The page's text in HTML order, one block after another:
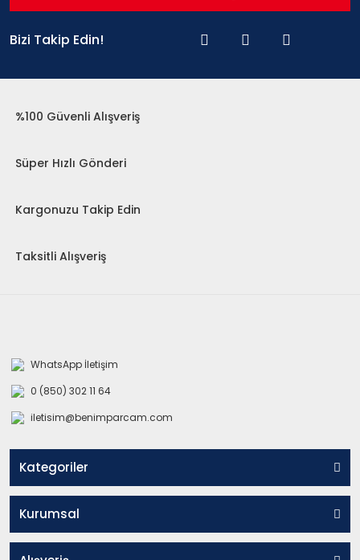
Bizi Takip Edin!
%100 Güvenli Alışveriş
Süper Hızlı Gönderi
Kargonuzu Takip Edin
Taksitli Alışveriş
WhatsApp İletişim
0 (850) 302 11 64
iletisim@benimparcam.com
Kategoriler
Kurumsal